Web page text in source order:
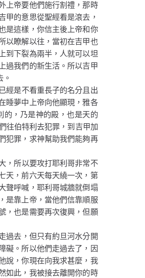
上帝要他們施行割禮，那時
甲的意思從聖經看是滾去，
是這樣，你信主後上帝和你
以瞭解以往，當初在吉甲也
到下裂為兩半，人就可以坦
過我們的新生活。所以吉甲
經是不看重長子的名分且出
睡夢中上帝向他顯現，雅各
的，乃是神的殿，也是天的
往伯特利去犯罪，到吉甲加
犯罪，求神幫助我們能夠再
，所以要攻打耶利哥非常不
天，前六天每天繞一次，第
聲呼喊，耶利哥城牆就倒塌
是靠上帝，當他們信靠順服
，也是需要再次復興，但願
過去，但只有約旦河水分開
礙。所以他們走過去了，因
說，你現在向我求甚麼，我
如此，我被接去離開你的時